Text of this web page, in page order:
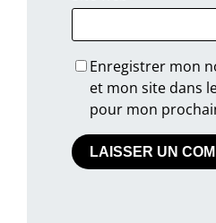
Enregistrer mon
et mon site dans
pour mon